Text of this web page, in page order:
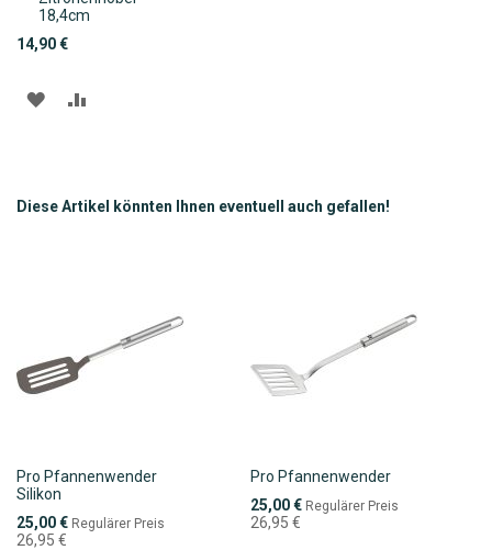
18,4cm
14,90 €
ZUR
Diese Artikel könnten Ihnen eventuell auch gefallen!
Pro Pfannenwender
Silikon
Sonderpreis
25,00 € Regulärer Preis
26,95 €
Pro Pfannenwender
Sonderpreis
25,00 € Regulärer Preis
26,95 €